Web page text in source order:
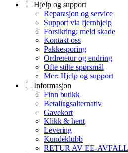
Hjelp og support
Reparasjon og service
Support via fjernhjelp
Forsikring: meld skade
Kontakt oss
Pakkesporing
Ordreretur og endring
Ofte stilte spørsmål
Mer: Hjelp og support
Informasjon
Finn butikk
Betalingsalternativ
Gavekort
Klikk & hent
Levering
Kundeklubb
RETUR AV EE-AVFALL